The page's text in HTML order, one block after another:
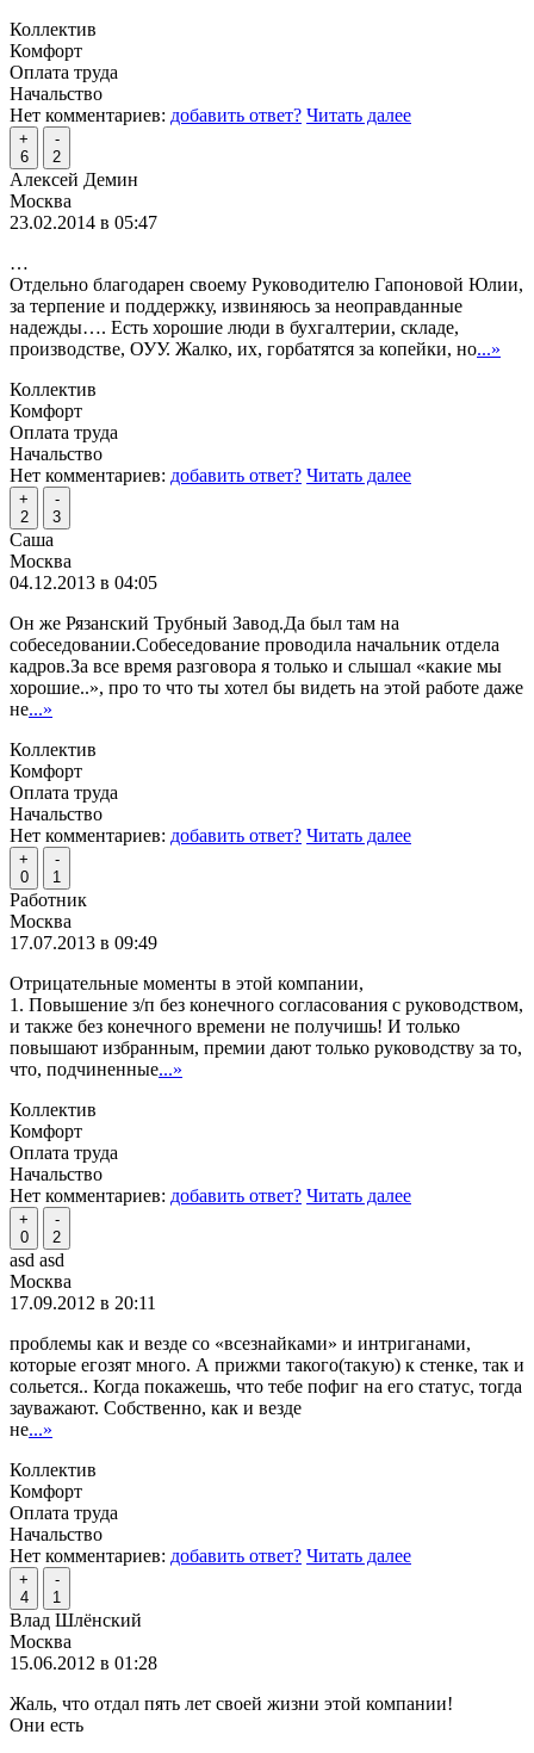
Коллектив
Комфорт
Оплата труда
Начальство
Нет комментариев: добавить ответ? Читать далее
+
6
-
2
Алексей Демин
Москва
23.02.2014 в 05:47
…
Отдельно благодарен своему Руководителю Гапоновой Юлии,
за терпение и поддержку, извиняюсь за неоправданные
надежды…. Есть хорошие люди в бухгалтерии, складе,
производстве, ОУУ. Жалко, их, горбатятся за копейки, но...»
Коллектив
Комфорт
Оплата труда
Начальство
Нет комментариев: добавить ответ? Читать далее
+
2
-
3
Саша
Москва
04.12.2013 в 04:05
Он же Рязанский Трубный Завод.Да был там на
собеседовании.Собеседование проводила начальник отдела
кадров.За все время разговора я только и слышал «какие мы
хорошие..», про то что ты хотел бы видеть на этой работе даже
не...»
Коллектив
Комфорт
Оплата труда
Начальство
Нет комментариев: добавить ответ? Читать далее
+
0
-
1
Работник
Москва
17.07.2013 в 09:49
Отрицательные моменты в этой компании,
1. Повышение з/п без конечного согласования с руководством,
и также без конечного времени не получишь! И только
повышают избранным, премии дают только руководству за то,
что, подчиненные...»
Коллектив
Комфорт
Оплата труда
Начальство
Нет комментариев: добавить ответ? Читать далее
+
0
-
2
asd asd
Москва
17.09.2012 в 20:11
проблемы как и везде со «всезнайками» и интриганами,
которые егозят много. А прижми такого(такую) к стенке, так и
сольется.. Когда покажешь, что тебе пофиг на его статус, тогда
зауважают. Собственно, как и везде
не...»
Коллектив
Комфорт
Оплата труда
Начальство
Нет комментариев: добавить ответ? Читать далее
+
4
-
1
Влад Шлёнский
Москва
15.06.2012 в 01:28
Жаль, что отдал пять лет своей жизни этой компании!
Они есть